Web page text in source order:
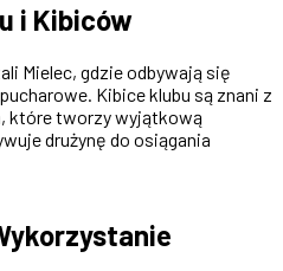
i Kibiców
Mielec, gdzie odbywają się
Kibice klubu są znani z
które tworzy wyjątkową
drużynę do osiągania